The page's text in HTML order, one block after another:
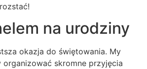
na urodziny
okazja do świętowania. My
organizować skromne przyjęcia